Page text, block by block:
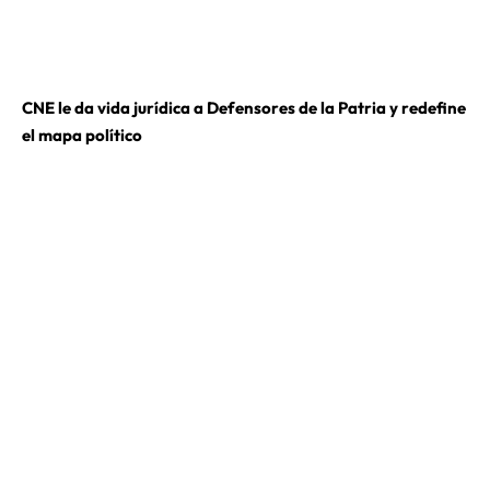
CNE le da vida jurídica a Defensores de la Patria y redefine
el mapa político